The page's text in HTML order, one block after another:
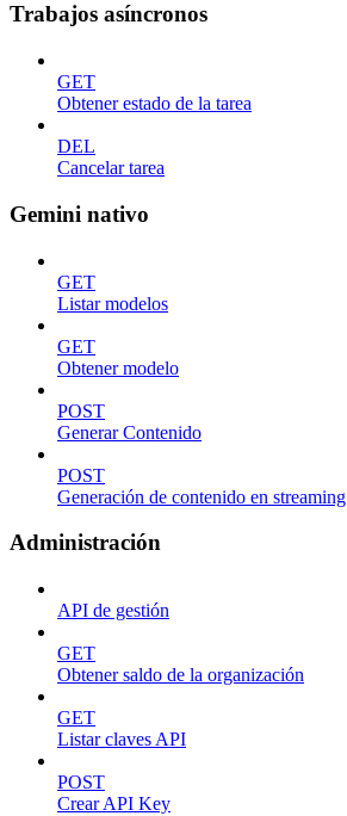
Trabajos asíncronos
GET
Obtener estado de la tarea
DEL
Cancelar tarea
Gemini nativo
GET
Listar modelos
GET
Obtener modelo
POST
Generar Contenido
POST
Generación de contenido en streaming
Administración
API de gestión
GET
Obtener saldo de la organización
GET
Listar claves API
POST
Crear API Key